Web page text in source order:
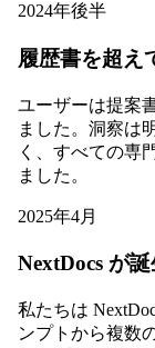
2024年後半
履歴書を超え
ユーザーは提案
ました。洞察は
く、すべての専
ました。
2025年4月
NextDocs が
私たちは
ンプトから複数